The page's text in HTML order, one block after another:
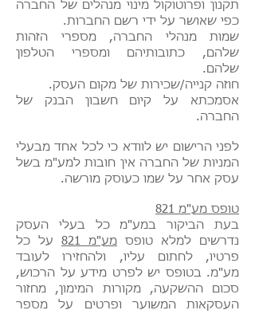
תקנון ופרוטוקול מינוי מנהלים של החברה
כפי שאושר על ידי רשם החברות.
שמות מנהלי החברה, מספרי הזהות
שלהם, כתובותיהם ומספרי הטלפון
שלהם.
חוזה קנייה/שכירות של מקום העסק.
אסמכתא על קיום חשבון הבנק של
החברה.
לפני הרישום יש לוודא כי לכל אחד מבעלי
המניות של החברה אין חובות למע"מ בשל
עסק אחר על שמו כעוסק מורשה.
טופס מע"מ 821
בעת הביקור במע"מ כל בעלי העסק
נדרשים למלא טופס מע"מ ‎821​
על כל
פרטיו, לחתום עליו, ולהחזירו לעובד
מע"מ. בטופס יש לפרט מידע על הרכוש,
סכום ההשקעה, מקורות המימון, מחזור
העסקאות המשוער ופרטים על מספר